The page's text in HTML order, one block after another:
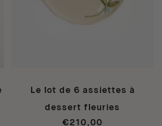
Le lot de 6 assiettes à
dessert fleuries
€210,00